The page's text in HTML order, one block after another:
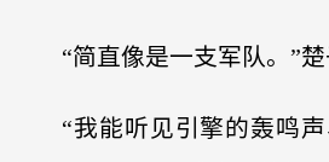
“简直像是一支军队。”楚
“我能听见引擎的轰鸣